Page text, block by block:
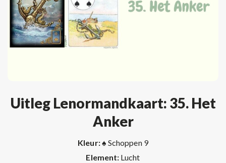
Uitleg Lenormandkaart: 35. Het
Anker
Kleur: ♠ Schoppen 9
Element: Lucht